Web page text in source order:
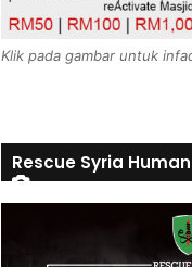
Klik pada gambar untuk
Rescue Syria